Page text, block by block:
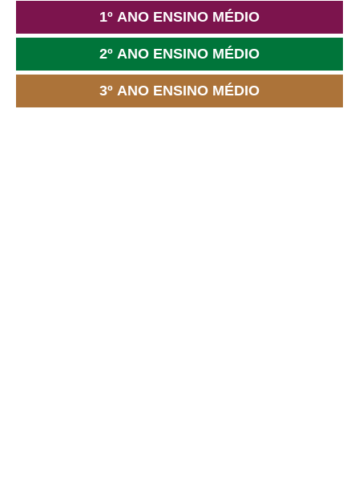
1º ANO ENSINO MÉDIO
2º ANO ENSINO MÉDIO
3º ANO ENSINO MÉDIO